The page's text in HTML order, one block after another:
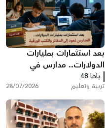
بعد استثمارات بمليارات
الدولارات.. مدارس في
الولايات المتحدة تعود إلى
الدفاتر والكتب الورقية
يافا 48
تربية وتعليم 28/07/2026